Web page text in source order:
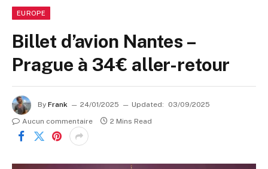
EUROPE
Billet d’avion Nantes –
Prague à 34€ aller-retour
By Frank 24/01/2025 Updated:
03/09/2025
Aucun commentaire
2 Mins Read